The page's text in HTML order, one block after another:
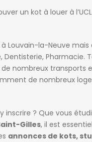
un kot à louer à
Louvain-la-Neuve
Pharmacie.
de nombreux
de nombreux
inscrire ? Que vous
Gilles, il est
annonces de kots,